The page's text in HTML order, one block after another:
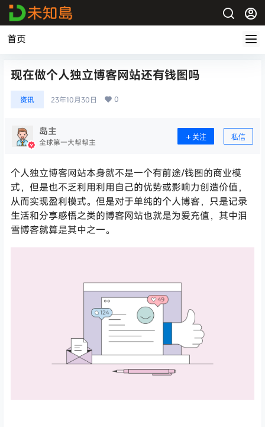
首页
现在做个人独立博客网站还有钱图吗
资讯 23年10月30日 0
岛主
全球第一大帮帮主
关注 私信
个人独立博客网站本身就不是一个有前途/钱图的商业模
式，但是也不乏利用利用自己的优势或影响力创造价值，
从而实现盈利模式。但是对于单纯的个人博客，只是记录
生活和分享感悟之类的博客网站也就是为爱充值，其中泪
雪博客就算是其中之一。